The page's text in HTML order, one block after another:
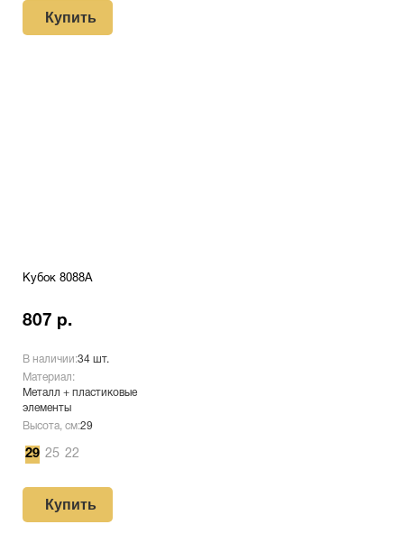
Купить
Кубок 8088A
807 р.
В наличии:34 шт.
Материал:
Металл + пластиковые
элементы
Высота, см:29
29 25 22
Купить